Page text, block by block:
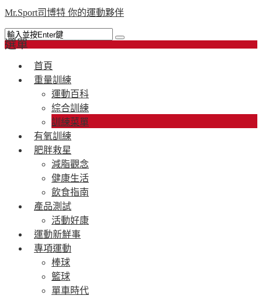
Mr.Sport司博特 你的運動夥伴
選單
首頁
重量訓練
運動百科
綜合訓練
訓練菜單
有氧訓練
肥胖救星
減脂觀念
健康生活
飲食指南
產品測試
活動好康
運動新鮮事
專項運動
棒球
籃球
單車時代